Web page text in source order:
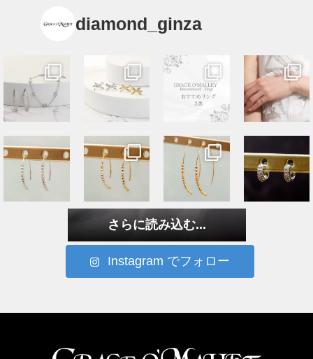
diamond_ginza
さらに読み込む...
Instagram でフォロー